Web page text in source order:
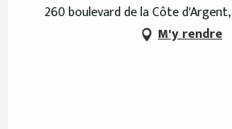
260 boulevard de la Côte
M'y rendre